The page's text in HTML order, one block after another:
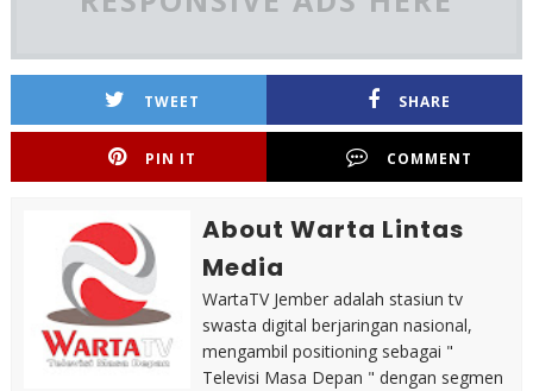
TWEET SHARE
PIN IT COMMENT
About Warta Lintas
Media
WartaTV Jember adalah stasiun tv
swasta digital berjaringan nasional,
mengambil positioning sebagai "
Televisi Masa Depan " dengan segmen